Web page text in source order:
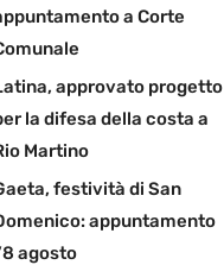
a Corte
approvato progetto
la difesa della costa a
Martino
festività di San
appuntamento
agosto